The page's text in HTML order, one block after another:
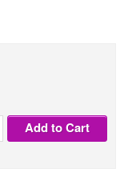
Add to Cart